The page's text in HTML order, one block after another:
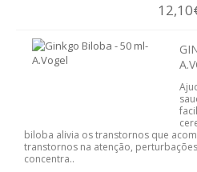
COLESTEROL E
COSMÉTICA
FIGADO E VISÍCULA
GRIPES E CONSTIPAÇÕES
biloba alivia os transtornos que
transtornos na atenção,
concentra..